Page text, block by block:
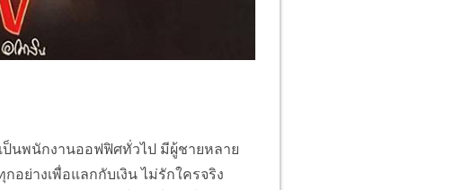
ป็นพนักงานออฟฟิศทั่วไป มีผู้ชายหลาย
ย่างเพื่อแลกกับเงิน ไม่รักใครจริง